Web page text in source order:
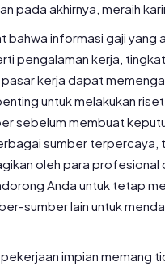
pada akhirnya, meraih
bahwa informasi gaji yang
pengalaman kerja,
kerja dapat
untuk melakukan
sebelum membuat
sumber terpercaya,
oleh para
Anda untuk tetap
sumber lain untuk
impian memang